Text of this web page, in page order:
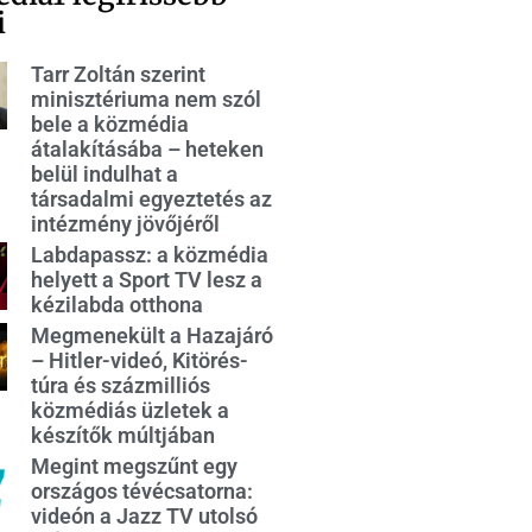
Tarr Zoltán szerint
minisztériuma nem szól
bele a közmédia
átalakításába – heteken
belül indulhat a
társadalmi egyeztetés az
intézmény jövőjéről
Labdapassz: a közmédia
helyett a Sport TV lesz a
kézilabda otthona
Megmenekült a Hazajáró
– Hitler-videó, Kitörés-
túra és százmilliós
közmédiás üzletek a
készítők múltjában
Megint megszűnt egy
országos tévécsatorna:
videón a Jazz TV utolsó